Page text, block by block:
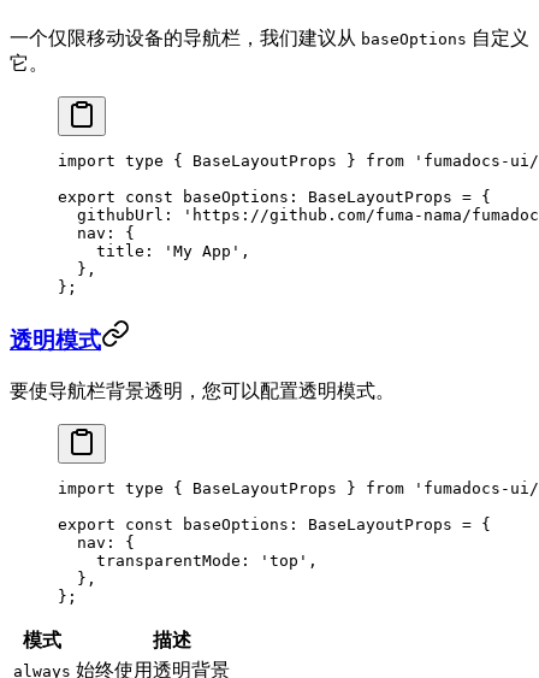
一个仅限移动设备的导航栏，我们建议从 baseOptions 自定义
它。
import type { BaseLayoutProps } from 'fumadocs-
export const baseOptions : BaseLayoutProps = {
  githubUrl:
'https://github.com/fuma-nama/
  nav: {
    title:
'My App' ,
  },
};
透明模式
要使导航栏背景透明，您可以配置透明模式。
import type { BaseLayoutProps } from 'fumadocs-
export const baseOptions : BaseLayoutProps = {
  nav: {
    transparentMode:
'top' ,
  },
};
模式 描述
always 始终使用透明背景